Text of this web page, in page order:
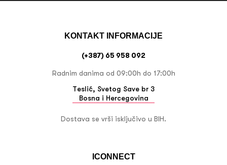
ICONNECT
KONTAKT INFORMACIJE
(+387) 65 958 092
Radnim danima od 09:00h do 17:00h
Teslić, Svetog Save br 3
Bosna i Hercegovina
Dostava se vrši isključivo u BIH.